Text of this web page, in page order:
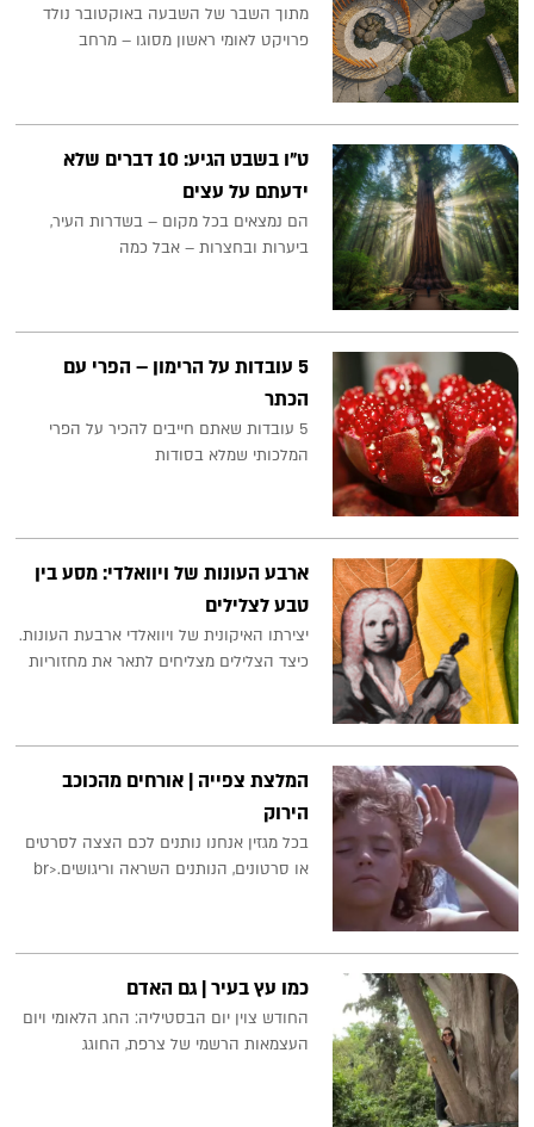
מתוך השבר של השבעה באוקטובר נולד
פרויקט לאומי ראשון מסוגו – מרחב
ט״ו בשבט הגיע: 10 דברים שלא
ידעתם על עצים
הם נמצאים בכל מקום – בשדרות העיר,
ביערות ובחצרות – אבל כמה
5 עובדות על הרימון – הפרי עם
הכתר
5 עובדות שאתם חייבים להכיר על הפרי
המלכותי שמלא בסודות
ארבע העונות של ויוואלדי: מסע בין
טבע לצלילים
יצירתו האיקונית של ויוואלדי ארבעת העונות.
כיצד הצלילים מצליחים לתאר את מחזוריות
המלצת צפייה | אורחים מהכוכב
הירוק
בכל מגזין אנחנו נותנים לכם הצצה לסרטים
או סרטונים, הנותנים השראה וריגושים.<br
כמו עץ בעיר | גם האדם
החודש צוין יום הבסטיליה: החג הלאומי ויום
העצמאות הרשמי של צרפת, החוגג